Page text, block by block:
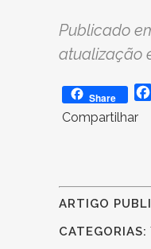
Publicado
atualização
Share
Compartilhar
ARTIGO
CATEGORIAS: